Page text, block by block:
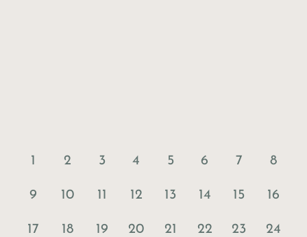
1 2 3 4 5 6 7 8
9 10 11 12 13 14 15 16
17 18 19 20 21 22 23 24